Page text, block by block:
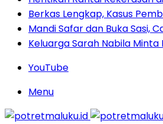
Berkas Lengkap, Kasus
Mandi Safar dan Buka Sasi,
Keluarga Sarah Nabila
YouTube
Menu